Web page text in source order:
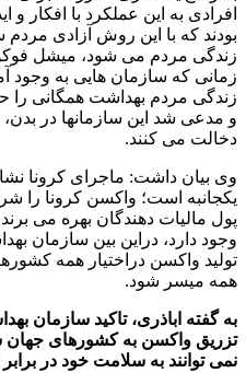
افرادی به این عملکرد با افکار
بودند که با این روش آزادی
زندگی مردم می شود، میشل
زمانی که سازمان هایی به وجود
زندگی مردم بهداشت همگانی را
و مدعی شد این سازمانها در
دخالت می کنند.
وی بیان داشت: ماجرای کرونا
یکجانبه است؛ واکسن کرونا
پول مالیات دهندگان بهره می برند
وجود دارد، دراین بین سازمان
تولید واکسن دراختیار همه
همه میسر شود.
به گفته اباذری، تاکید سازمان
تزریق واکسن به کشورهای جهان
نمی توانند به سلامت خود در